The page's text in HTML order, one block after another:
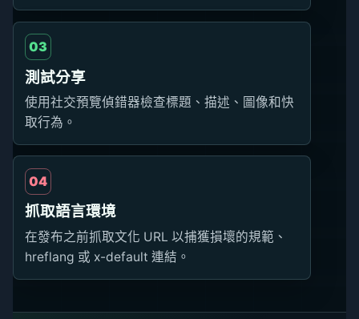
03
測試分享
使用社交預覽偵錯器檢查標題、描述、圖像和快
取行為。
04
抓取語言環境
在發布之前抓取文化 URL 以捕獲損壞的規範、
hreflang 或 x-default 連結。